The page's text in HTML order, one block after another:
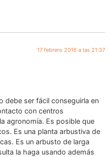
17 febrero 2016 a las 21:37
debe ser fácil conseguirla en
con centros
agronomía. Es posible que
Es una planta arbustiva de
Es un arbusto de larga
la haga usando además